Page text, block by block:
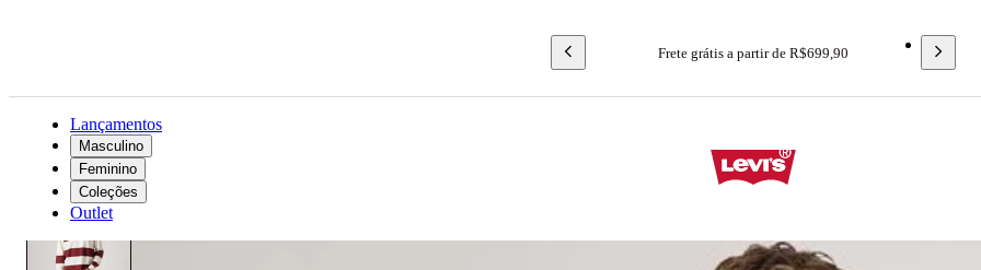
Frete grátis a partir de R$699,90
Lançamentos
Masculino
Feminino
Coleções
Outlet
Masculino